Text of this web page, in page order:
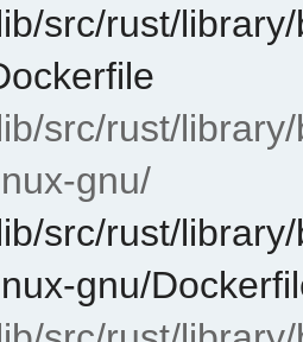
src/rust/
src/rust/
gnu/
src/rust/
gnu/